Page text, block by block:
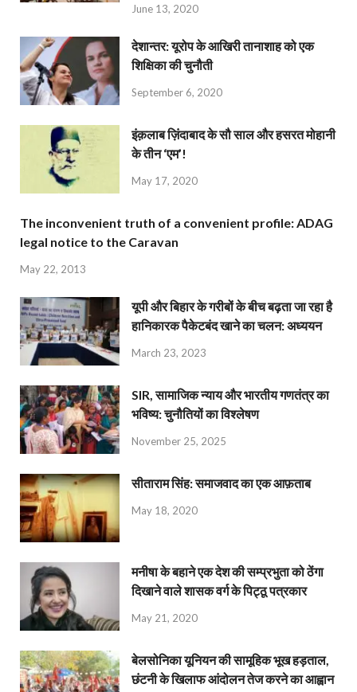
June 13, 2020
देशान्‍तर: यूरोप के आखिरी तानाशाह को एक
शिक्षिका की चुनौती
September 6, 2020
इंक़लाब ज़िंदाबाद के सौ साल और हसरत मोहानी
के तीन ‘एम’!
May 17, 2020
The inconvenient truth of a convenient profile: ADAG
legal notice to the Caravan
May 22, 2013
यूपी और बिहार के गरीबों के बीच बढ़ता जा रहा है
हानिकारक पैकेटबंद खाने का चलन: अध्ययन
March 23, 2023
SIR, सामाजिक न्याय और भारतीय गणतंत्र का
भविष्य: चुनौतियों का विश्लेषण
November 25, 2025
सीताराम सिंह: समाजवाद का एक आफ़ताब
May 18, 2020
मनीषा के बहाने एक देश की सम्प्रभुता को ठेंगा
दिखाने वाले शासक वर्ग के पिट्ठू पत्रकार
May 21, 2020
बेलसोनिका यूनियन की सामूहिक भूख हड़ताल,
छंटनी के खिलाफ आंदोलन तेज करने का आह्वान